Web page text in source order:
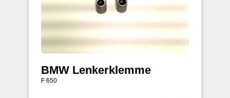
BMW Lenkerklemme
F 650